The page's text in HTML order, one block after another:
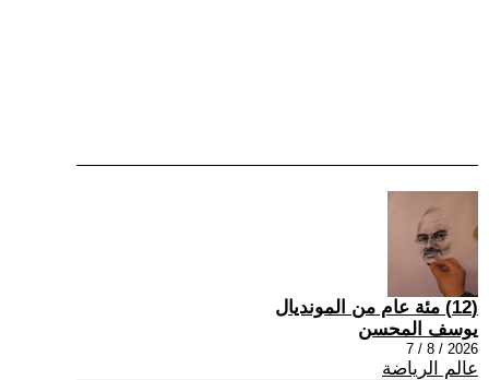
(12) مئة عام من المونديال
يوسف المحسن
2026 / 8 / 7
عالم الرياضة